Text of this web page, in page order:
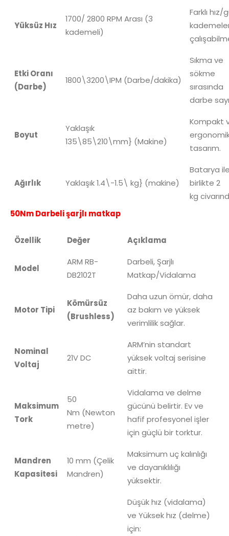
Yüksüz Hız
1700/ 2800 RPM Arası (3
kademeli)
Farklı hız/
Etki Oranı
(Darbe)
1800\3200\IPM (Darbe/dakika)
Sıkma ve
sökme
sırasında
darbe
Boyut
Yaklaşık
135\85\210\mm} (Makine)
Kompakt
tasarım.
Ağırlık Yaklaşık1.4\-1.5\ kg} (makine)
Batarya
birlikte 2
kg
50Nm Darbeli şarjlı matkap
Özellik Değer Açıklama
Model
ARM RB-
DB2102T
Darbeli, Şarjlı
Matkap/Vidalama
Motor Tipi
Kömürsüz
(Brushless)
Daha uzun ömür, daha
az bakım ve yüksek
verimlilik sağlar.
Nominal
Voltaj
21VDC
ARM’nin standart
yüksek voltaj serisine
aittir.
Maksimum
Tork
50
Nm (Newton
metre)
Vidalama ve delme
gücünü belirtir. Ev ve
hafif profesyonel işler
için güçlü bir torktur.
Mandren
Kapasitesi
10 mm (Çelik
Mandren)
Maksimum uç kalınlığı
ve dayanıklılığı
yüksektir.
Düşük hız (vidalama)
ve Yüksek hız (delme)
için: